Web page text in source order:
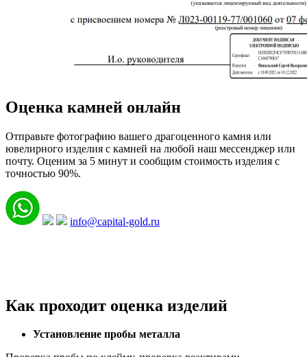
Оценка камней онлайн
Отправьте фотографию вашего драгоценного камня или
ювелирного изделия с камней на любой наш мессенджер или
почту. Оценим за 5 минут и сообщим стоимость изделия с
точностью 90%.
info@capital-gold.ru
Как проходит оценка изделий
Установление пробы металла